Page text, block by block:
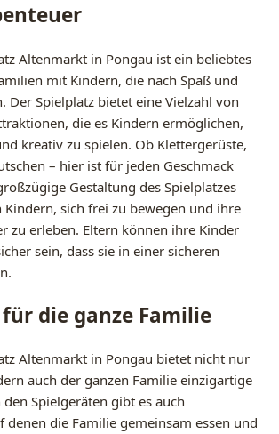
Altenmarkt in Pongau ist ein beliebtes
mit Kindern, die nach Spaß und
Der Spielplatz bietet eine Vielzahl von
die es Kindern ermöglichen,
kreativ zu spielen. Ob Klettergerüste,
– hier ist für jeden Geschmack
Gestaltung des Spielplatzes
sich frei zu bewegen und ihre
zu erleben. Eltern können ihre Kinder
sein, dass sie in einer sicheren
die ganze Familie
Altenmarkt in Pongau bietet nicht nur
auch der ganzen Familie einzigartige
den Spielgeräten gibt es auch
denen die Familie gemeinsam essen und